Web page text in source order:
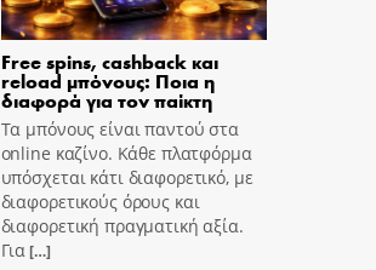
Free spins, cashback και
reload μπόνους: Ποια η
διαφορά για τον παίκτη
Τα μπόνους είναι παντού στα
online καζίνο. Κάθε πλατφόρμα
υπόσχεται κάτι διαφορετικό, με
διαφορετικούς όρους και
διαφορετική πραγματική αξία.
Για[…]